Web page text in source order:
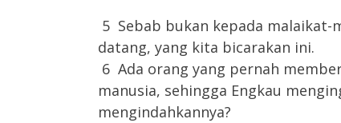
5 Sebab bukan kepada malaikat-
datang, yang kita bicarakan ini.
6 Ada orang yang pernah
manusia, sehingga Engkau
mengindahkannya?